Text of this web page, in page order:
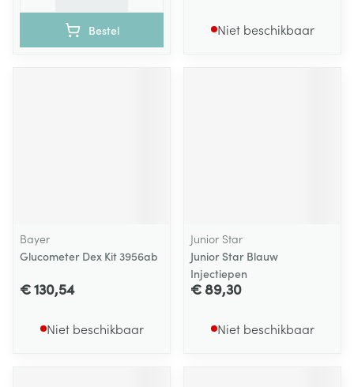
Bestel Niet beschikbaar
Bayer
Glucometer Dex Kit 3956ab
€ 130,54
Niet beschikbaar
Junior Star
Junior Star Blauw
Injectiepen
€ 89,30
Niet beschikbaar